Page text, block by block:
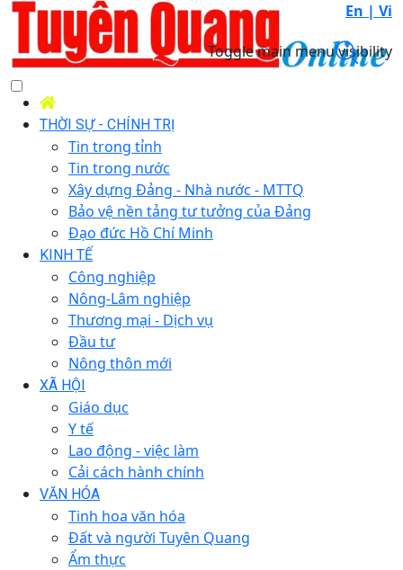
En | Vi
Toggle main menu visibility
THỜI SỰ - CHÍNH TRỊ
Tin trong tỉnh
Tin trong nước
Xây dựng Đảng - Nhà nước - MTTQ
Bảo vệ nền tảng tư tưởng của Đảng
Đạo đức Hồ Chí Minh
KINH TẾ
Công nghiệp
Nông-Lâm nghiệp
Thương mại - Dịch vụ
Đầu tư
Nông thôn mới
XÃ HỘI
Giáo dục
Y tế
Lao động - việc làm
Cải cách hành chính
VĂN HÓA
Tinh hoa văn hóa
Đất và người Tuyên Quang
Ẩm thực